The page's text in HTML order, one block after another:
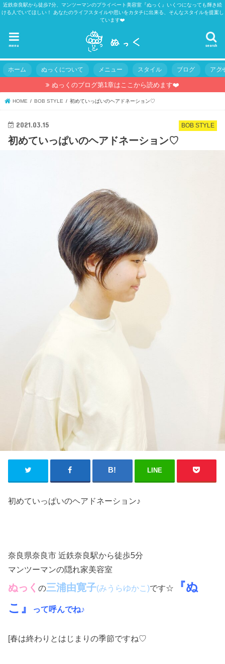
近鉄奈良駅から徒歩7分、マンツーマンのプライベート美容室『ぬっく』いくつになっても輝き続
ける人でいてほしい！ あなたのライフスタイルや思いをカタチに出来る、そんなスタイルを提案し
ています❤️
search
menu
ホーム ぬっくについて メニュー スタイル ブログ アク
ぬっくのブログ第1章はここから読めます❤️
HOME BOB STYLE 初めていっぱいのヘアドネーション♡
BOB STYLE
2021.03.15
初めていっぱいのヘアドネーション♡
LINE
初めていっぱいのヘアドネーション♪
奈良県奈良市 近鉄奈良駅から徒歩5分
マンツーマンの隠れ家美容室
ぬっくの三浦由寛子(みうらゆかこ)です☆
『ぬ
こ』
って呼んでね♪
[春は終わりとはじまりの季節ですね♡